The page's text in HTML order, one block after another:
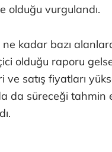
olduğu vurgulandı.
kadar bazı
olduğu raporu
ve satış fiyatları
da süreceği tahmin